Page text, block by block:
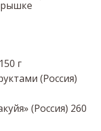
г
(Россия)
(Россия) 260